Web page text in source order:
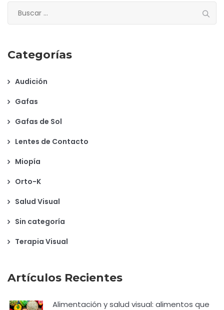
Categorías
Audición
Gafas
Gafas de Sol
Lentes de Contacto
Miopía
Orto-K
Salud Visual
Sin categoría
Terapia Visual
Artículos Recientes
Alimentación y salud visual: alimentos que